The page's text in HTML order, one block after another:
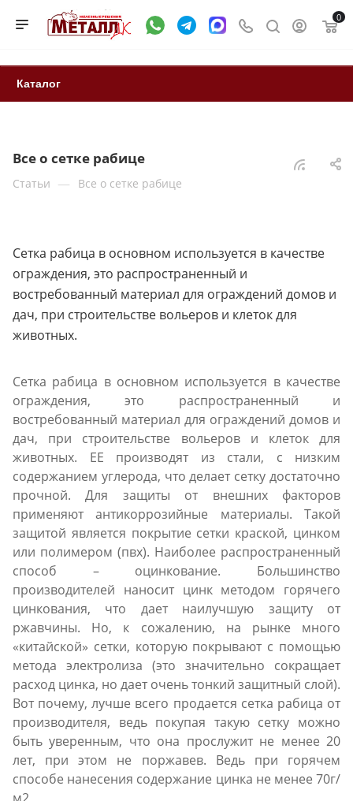
0
Каталог
Все о сетке рабице
Статьи — Все о сетке рабице
Сетка рабица в основном используется в качестве
ограждения, это распространенный и
востребованный материал для ограждений домов и
дач, при строительстве вольеров и клеток для
животных.
Сетка рабица в основном используется в качестве
ограждения, это распространенный и
востребованный материал для ограждений домов и
дач, при строительстве вольеров и клеток для
животных. ЕЕ производят из стали, с низким
содержанием углерода, что делает сетку достаточно
прочной. Для защиты от внешних факторов
применяют антикоррозийные материалы. Такой
защитой является покрытие сетки краской, цинком
или полимером (пвх). Наиболее распространенный
способ – оцинкование. Большинство
производителей наносит цинк методом горячего
цинкования, что дает наилучшую защиту от
ржавчины. Но, к сожалению, на рынке много
«китайской» сетки, которую покрывают с помощью
метода электролиза (это значительно сокращает
расход цинка, но дает очень тонкий защитный слой).
Вот почему, лучше всего продается сетка рабица от
производителя, ведь покупая такую сетку можно
быть уверенным, что она прослужит не менее 20
лет, при этом не поржавев. Ведь при горячем
способе нанесения содержание цинка не менее 70г/